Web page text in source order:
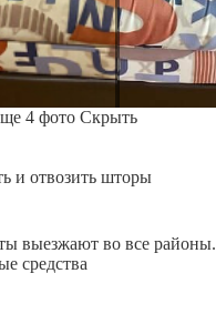
4 фото Скрыть
и отвозить шторы
выезжают во все районы.
средства